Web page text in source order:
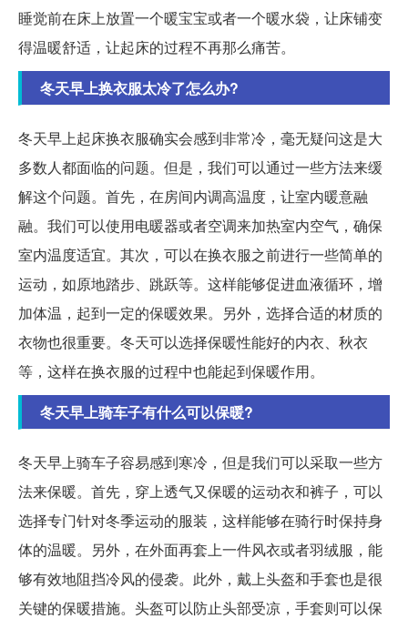
睡觉前在床上放置一个暖宝宝或者一个暖水袋，让床铺变
得温暖舒适，让起床的过程不再那么痛苦。
冬天早上换衣服太冷了怎么办?
冬天早上起床换衣服确实会感到非常冷，毫无疑问这是大
多数人都面临的问题。但是，我们可以通过一些方法来缓
解这个问题。首先，在房间内调高温度，让室内暖意融
融。我们可以使用电暖器或者空调来加热室内空气，确保
室内温度适宜。其次，可以在换衣服之前进行一些简单的
运动，如原地踏步、跳跃等。这样能够促进血液循环，增
加体温，起到一定的保暖效果。另外，选择合适的材质的
衣物也很重要。冬天可以选择保暖性能好的内衣、秋衣
等，这样在换衣服的过程中也能起到保暖作用。
冬天早上骑车子有什么可以保暖?
冬天早上骑车子容易感到寒冷，但是我们可以采取一些方
法来保暖。首先，穿上透气又保暖的运动衣和裤子，可以
选择专门针对冬季运动的服装，这样能够在骑行时保持身
体的温暖。另外，在外面再套上一件风衣或者羽绒服，能
够有效地阻挡冷风的侵袭。此外，戴上头盔和手套也是很
关键的保暖措施。头盔可以防止头部受凉，手套则可以保